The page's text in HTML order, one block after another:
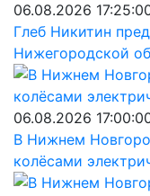
06.08.2026
Глеб Никитин
Нижегородской
06.08.2026
В Нижнем
колёсами